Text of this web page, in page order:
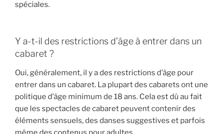
spéciales.
Y a-t-il des restrictions d’âge à entrer dans un
cabaret ?
Oui, généralement, il y a des restrictions d’âge pour
entrer dans un cabaret. La plupart des cabarets ont une
politique d’âge minimum de 18 ans. Cela est dû au fait
que les spectacles de cabaret peuvent contenir des
éléments sensuels, des danses suggestives et parfois